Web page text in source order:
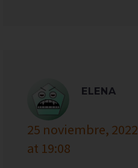
ELENA
25 noviembre, 2022
at 19:08